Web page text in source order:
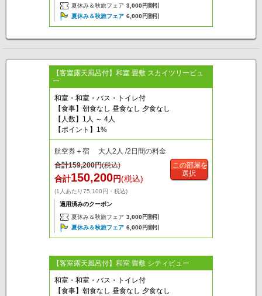
夏休み＆秋旅フェア 3,000円割引
夏休み＆秋旅フェア 6,000円割引
【客室露天風呂付】和室 畳敷 スカイツリービュ
ー
和室・和室・バス・トイレ付
【食事】朝食なし 昼食なし 夕食なし
【人数】1人 ～ 4人
【ポイント】1%
航空券＋宿 大人2人 /2日間の料金
合計159,200円(税込)
合計150,200円(税込)
(1人あたり75,100円・税込)
適用済みのクーポン
夏休み＆秋旅フェア 3,000円割引
夏休み＆秋旅フェア 6,000円割引
この部屋を
選択
【客室露天風呂付】和室 畳敷 シティビュー
和室・和室・バス・トイレ付
【食事】朝食なし 昼食なし 夕食なし